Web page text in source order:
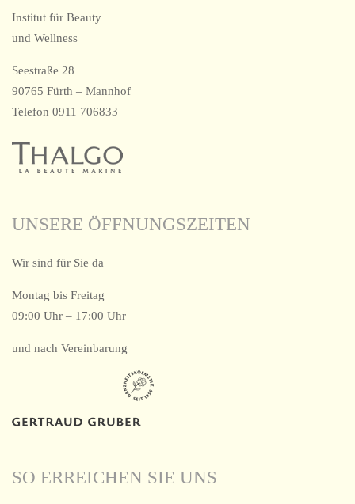
Institut für Beauty
und Wellness
Seestraße 28
90765 Fürth – Mannhof
Telefon 0911 706833
UNSERE ÖFFNUNGSZEITEN
Wir sind für Sie da
Montag bis Freitag
09:00 Uhr – 17:00 Uhr
und nach Vereinbarung
SO ERREICHEN SIE UNS